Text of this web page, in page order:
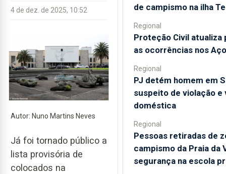
4 de dez. de 2025, 10:52
Autor: Nuno Martins Neves
Já foi tornado público a
lista provisória de
colocados na
de campismo na ilha
Regional
Proteção Civil atualiza
as ocorrências nos
Regional
PJ detém homem em
suspeito de violação e
doméstica
Regional
Pessoas retiradas de
campismo da Praia da
segurança na escola